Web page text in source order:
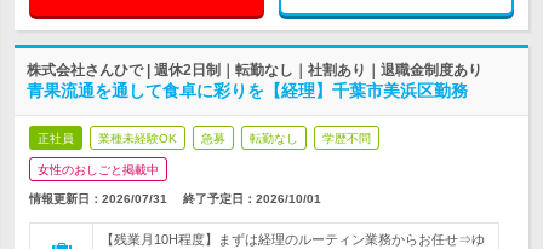
株式会社さんひで | 週休2日制｜転勤なし｜社割あり｜退職金制度あり
青果流通を通して食卓に彩りを【経理】千葉市美浜区勤務
正社員 業種未経験OK 急募 転勤なし 学歴不問
女性のおしごと掲載中
情報更新日：2026/07/31 終了予定日： 2026/10/01
【残業月10H程度】まずは経理のルーティン業務からお任せ⇒ゆ